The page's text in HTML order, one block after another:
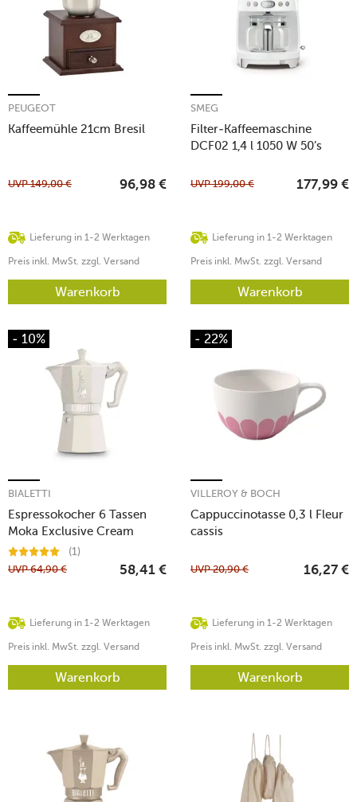
Kaffeemühle 21cm Bresil
PEUGEOT
Lieferung in 1-2 Werktagen
UVP149,00 € 96,98 €
Preis inkl. MwSt. zzgl. Versand
Warenkorb
Filter-Kaffeemaschine
DCF02 1,4 l 1050 W 50’s
SMEG
Lieferung in 1-2 Werktagen
UVP199,00 € 177,99 €
Preis inkl. MwSt. zzgl. Versand
Warenkorb
- 10%
Espressokocher 6 Tassen
Moka Exclusive Cream
BIALETTI
(1)
Lieferung in 1-2 Werktagen
UVP64,90 € 58,41 €
Preis inkl. MwSt. zzgl. Versand
Warenkorb
- 22%
Cappuccinotasse 0,3 l Fleur
cassis
VILLEROY & BOCH
Lieferung in 1-2 Werktagen
UVP20,90 € 16,27 €
Preis inkl. MwSt. zzgl. Versand
Warenkorb